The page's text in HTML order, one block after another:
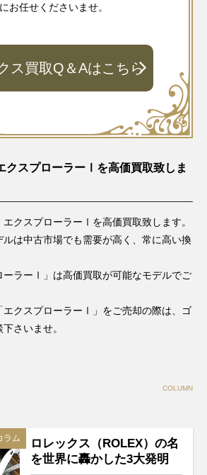
お任せくださいませ。
ス買取Q＆Aはこちら
クスプローラーⅠを高価買取致しま
エクスプローラーⅠを高価買取致します。
ルは中古市場でも需要が高く、常に高い換
ーラーⅠ」は高価買取が可能なモデルでご
エクスプローラーⅠ」をご売却の際は、ゴ
さいませ。
COLUMN
ラム
ロレックス（ROLEX）の名
を世界に轟かした3大発明